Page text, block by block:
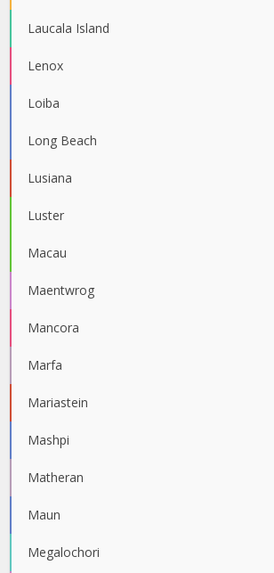
Laucala Island
Lenox
Loiba
Long Beach
Lusiana
Luster
Macau
Maentwrog
Mancora
Marfa
Mariastein
Mashpi
Matheran
Maun
Megalochori